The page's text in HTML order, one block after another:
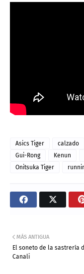
Asics Tiger calzado
Gui-Rong
Kenun
Onitsuka Tiger
MÁS ANTIGUA
El soneto de la sastrería
Canali